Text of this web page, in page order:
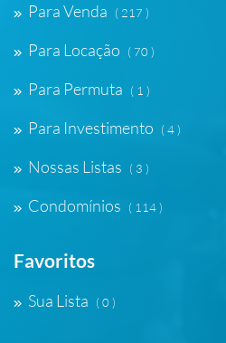
Para Venda ( 217 )
Para Locação ( 70 )
Para Permuta ( 1 )
Para Investimento ( 4 )
Nossas Listas ( 3 )
Condomínios ( 114 )
Favoritos
Sua Lista ( 0 )